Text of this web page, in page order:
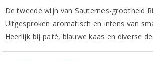
De tweede wijn van Sauternes-grootheid
Uitgesproken aromatisch en intens van
Heerlijk bij paté, blauwe kaas en diverse